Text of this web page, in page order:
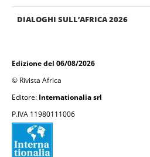
DIALOGHI SULL’AFRICA 2026
Edizione del 06/08/2026
© Rivista Africa
Editore: Internationalia srl
P.IVA 11980111006